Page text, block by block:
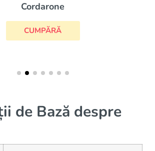
Cordarone
CUMPĂRĂ
de Bază despre